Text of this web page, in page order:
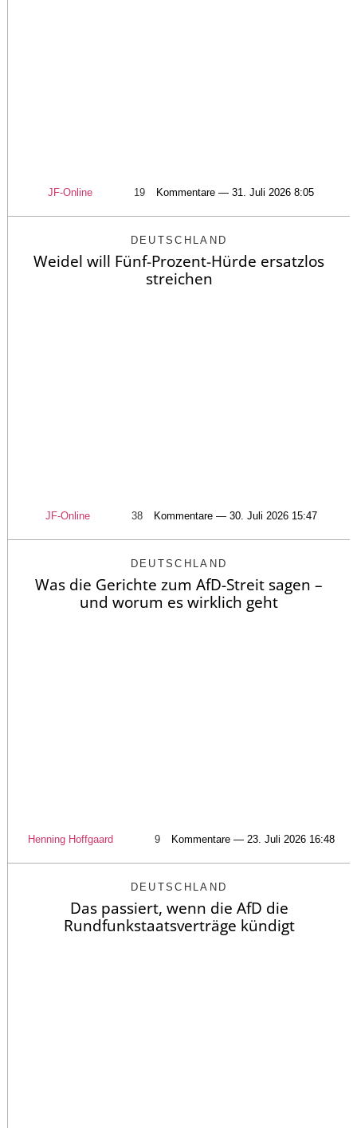
JF-Online 19 Kommentare — 31. Juli 2026 8:05
DEUTSCHLAND
Weidel will Fünf-Prozent-Hürde ersatzlos
streichen
JF-Online 38 Kommentare — 30. Juli 2026 15:47
DEUTSCHLAND
Was die Gerichte zum AfD-Streit sagen –
und worum es wirklich geht
Henning Hoffgaard 9 Kommentare — 23. Juli 2026 16:48
DEUTSCHLAND
Das passiert, wenn die AfD die
Rundfunkstaatsverträge kündigt